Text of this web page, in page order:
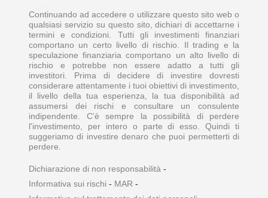
Continuando ad accedere o utilizzare questo sito web o
qualsiasi servizio su questo sito, dichiari di accettarne i
termini e condizioni. Tutti gli investimenti finanziari
comportano un certo livello di rischio. Il trading e la
speculazione finanziaria comportano un alto livello di
rischio e potrebbe non essere adatto a tutti gli
investitori. Prima di decidere di investire dovresti
considerare attentamente i tuoi obiettivi di investimento,
il livello della tua esperienza, la tua disponibilità ad
assumersi dei rischi e consultare un consulente
indipendente. C'è sempre la possibilità di perdere
l'investimento, per intero o parte di esso. Quindi ti
suggeriamo di investire denaro che puoi permetterti di
perdere.
Dichiarazione di non responsabilità -
Informativa sui rischi - MAR -